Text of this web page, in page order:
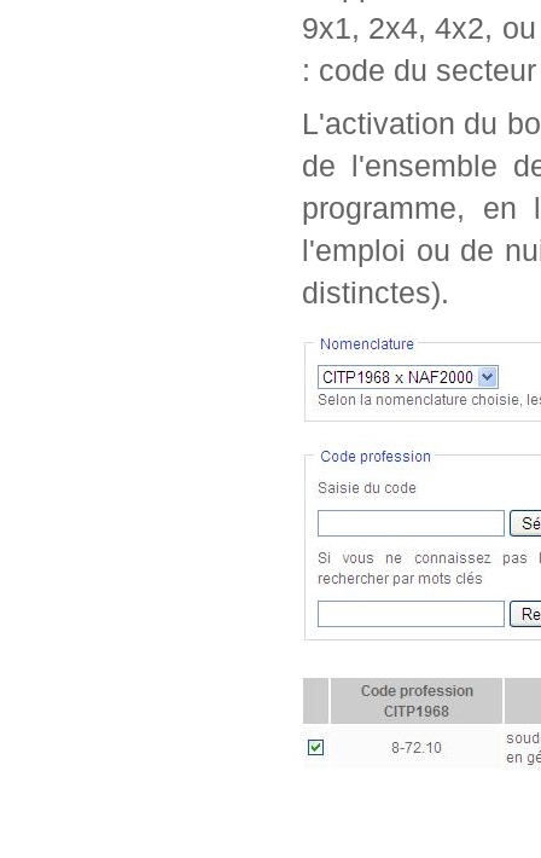
9x1, 2x4, 4x2,
: code du
L'activation du
de l'ensemble
programme, en
l'emploi ou de
distinctes).